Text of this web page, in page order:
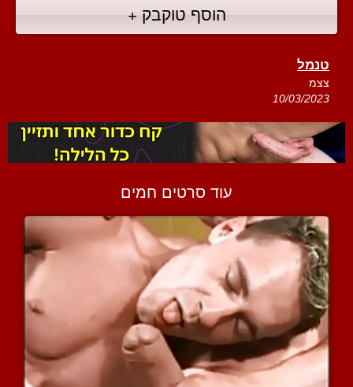
הוסף טוקבק +
טנמל
צצמ
10/03/2023
עוד סרטים חמים